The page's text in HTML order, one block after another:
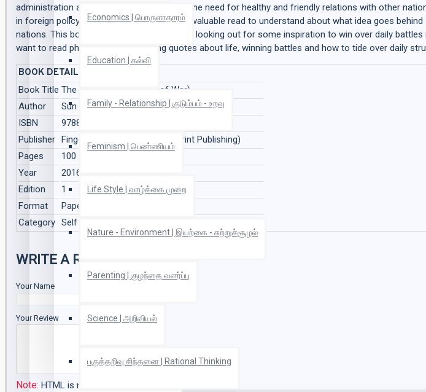
Economics | பொருளாதாரம்
Education | கல்வி
Family - Relationship | குடும்பம் - உறவு
Feminism | பெண்ணியம்
Life Style | வாழ்க்கை முறை
Nature - Environment | இயற்கை - சுற்றுச்சூழல்
Parenting | குழந்தை வளர்ப்பு
Science | அறிவியல்
பகுத்தறிவு சிந்தனை | Rational Thinking
administration and planning. It stresses on the need for healthy and friendly relations with other
in foreign policy affairs, The Art of War is a valuable read to understand about what idea goes
nations. This book is an ideal read if you are looking out for some inspiration to win over daily
want to read philosophy, the amazing quotes about life, winning battles and how to tide over daily
BOOK DETAILS
Book Title The Art of War (The Art of War)
Author
Sun Tzu (Sun Tzu)
ISBN
9788172345242
Publisher Fingerprint Publishing (Fingerprint Publishing)
Pages
100
Year
2016
Edition
1
Format
Paperback
Category Self - Development | சுயமுன்னேற்றம், Non - Fiction
WRITE A REVIEW
Your Name
Your Review
Note: HTML is not translated!